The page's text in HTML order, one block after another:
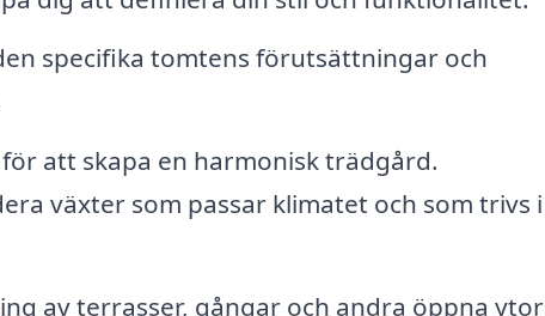
specifika tomtens förutsättningar och
att skapa en harmonisk trädgård.
växter som passar klimatet och som trivs i
av terrasser, gångar och andra öppna ytor